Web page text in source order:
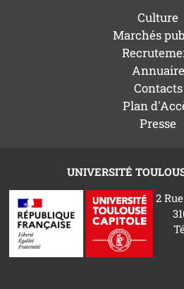
Culture
Marchés
Annuaire
Contacts
Plan
Presse
UNIVERSITÉ
2